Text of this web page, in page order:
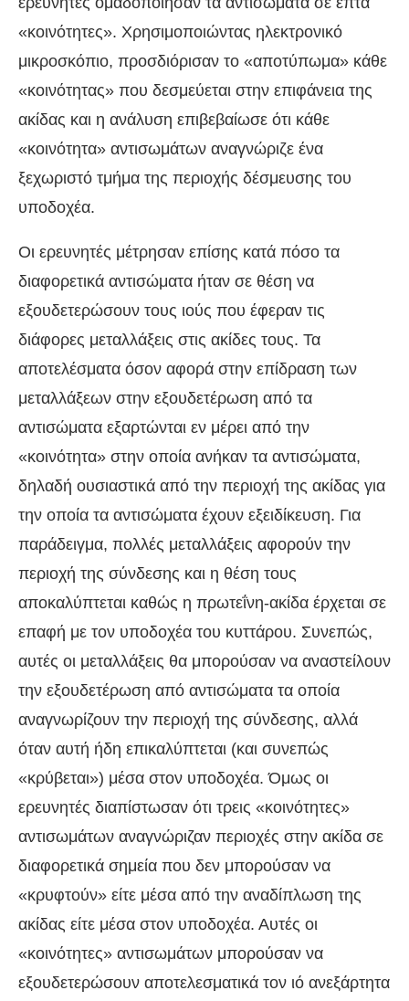
«κοινότητες». Χρησιμοποιώντας ηλεκτρονικό
μικροσκόπιο, προσδιόρισαν το «αποτύπωμα» κάθε
«κοινότητας» που δεσμεύεται στην επιφάνεια της
ακίδας και η ανάλυση επιβεβαίωσε ότι κάθε
«κοινότητα» αντισωμάτων αναγνώριζε ένα
ξεχωριστό τμήμα της περιοχής δέσμευσης του
υποδοχέα.
Οι ερευνητές μέτρησαν επίσης κατά πόσο τα
διαφορετικά αντισώματα ήταν σε θέση να
εξουδετερώσουν τους ιούς που έφεραν τις
διάφορες μεταλλάξεις στις ακίδες τους. Τα
αποτελέσματα όσον αφορά στην επίδραση των
μεταλλάξεων στην εξουδετέρωση από τα
αντισώματα εξαρτώνται εν μέρει από την
«κοινότητα» στην οποία ανήκαν τα αντισώματα,
δηλαδή ουσιαστικά από την περιοχή της ακίδας για
την οποία τα αντισώματα έχουν εξειδίκευση. Για
παράδειγμα, πολλές μεταλλάξεις αφορούν την
περιοχή της σύνδεσης και η θέση τους
αποκαλύπτεται καθώς η πρωτεΐνη-ακίδα έρχεται σε
επαφή με τον υποδοχέα του κυττάρου. Συνεπώς,
αυτές οι μεταλλάξεις θα μπορούσαν να αναστείλουν
την εξουδετέρωση από αντισώματα τα οποία
αναγνωρίζουν την περιοχή της σύνδεσης, αλλά
όταν αυτή ήδη επικαλύπτεται (και συνεπώς
«κρύβεται») μέσα στον υποδοχέα. Όμως οι
ερευνητές διαπίστωσαν ότι τρεις «κοινότητες»
αντισωμάτων αναγνώριζαν περιοχές στην ακίδα σε
διαφορετικά σημεία που δεν μπορούσαν να
«κρυφτούν» είτε μέσα από την αναδίπλωση της
ακίδας είτε μέσα στον υποδοχέα. Αυτές οι
«κοινότητες» αντισωμάτων μπορούσαν να
εξουδετερώσουν αποτελεσματικά τον ιό ανεξάρτητα